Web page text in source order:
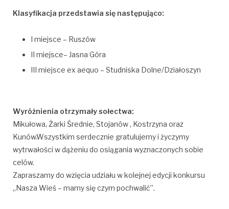
Klasyfikacja przedstawia się następująco:
I miejsce – Ruszów
II miejsce– Jasna Góra
III miejsce ex aequo – Studniska Dolne/Działoszyn
Wyróżnienia otrzymały sołectwa:
Mikułowa, Żarki Średnie, Stojanów , Kostrzyna oraz
Kunów.Wszystkim serdecznie gratulujemy i życzymy
wytrwałości w dążeniu do osiągania wyznaczonych sobie
celów.
Zapraszamy do wzięcia udziału w kolejnej edycji konkursu
„Nasza Wieś – mamy się czym pochwalić”.